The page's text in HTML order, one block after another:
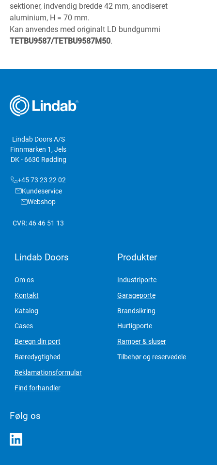
sektioner, indvendig bredde 42 mm, anodiseret
aluminium, H = 70 mm.
Kan anvendes med originalt LD bundgummi
TETBU9587/TETBU9587M50.
Lindab Doors A/S
Finnmarken 1, Jels
DK - 6630 Rødding
+45 73 23 22 02
Kundeservice
Webshop
CVR: 46 46 51 13
Lindab Doors
Om os
Kontakt
Katalog
Cases
Beregn din port
Bæredygtighed
Reklamationsformular
Find forhandler
Produkter
Industriporte
Garageporte
Brandsikring
Hurtigporte
Ramper & sluser
Tilbehør og reservedele
Følg os